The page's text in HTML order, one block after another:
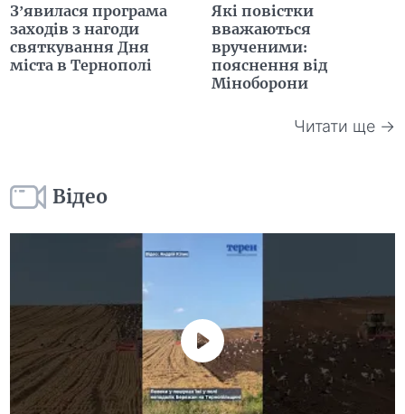
З’явилася програма
заходів з нагоди
святкування Дня
міста в Тернополі
Які повістки
вважаються
врученими:
пояснення від
Міноборони
Читати ще →
Відео